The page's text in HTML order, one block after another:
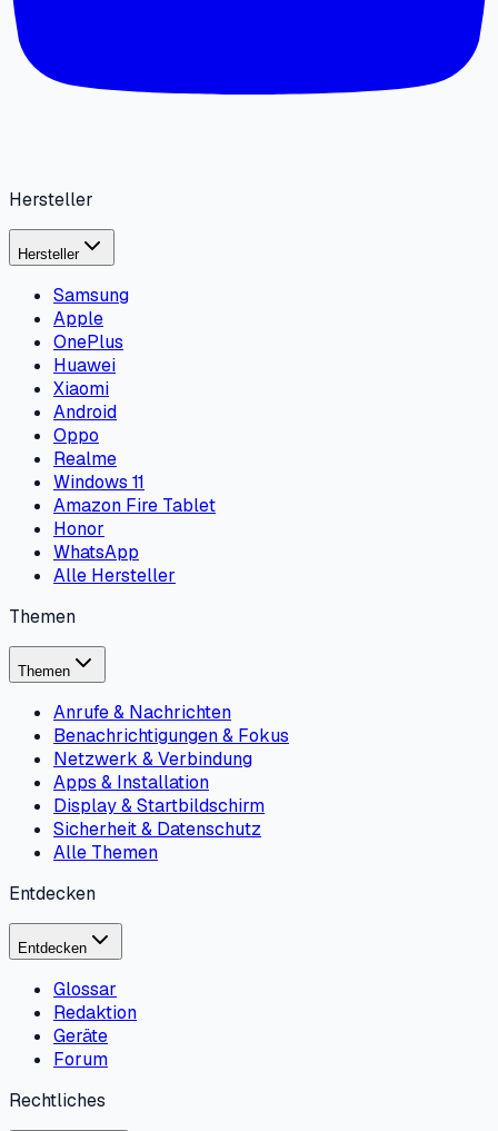
Hersteller
Hersteller
Samsung
Apple
OnePlus
Huawei
Xiaomi
Android
Oppo
Realme
Windows 11
Amazon Fire Tablet
Honor
WhatsApp
Alle Hersteller
Themen
Themen
Anrufe & Nachrichten
Benachrichtigungen & Fokus
Netzwerk & Verbindung
Apps & Installation
Display & Startbildschirm
Sicherheit & Datenschutz
Alle Themen
Entdecken
Entdecken
Glossar
Redaktion
Geräte
Forum
Rechtliches